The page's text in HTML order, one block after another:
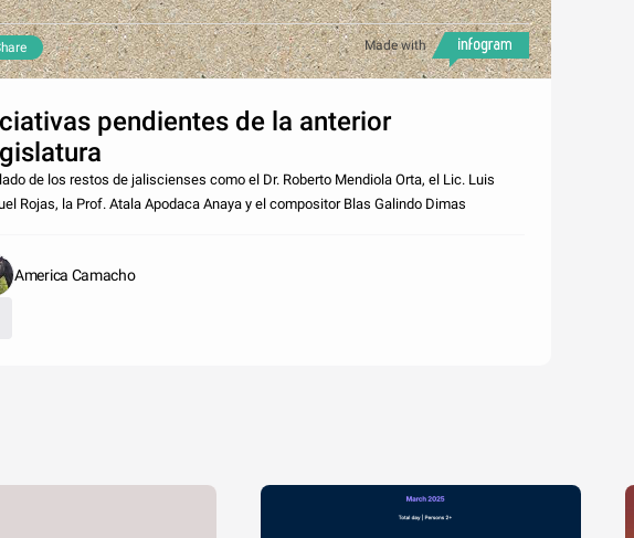
Made with
pendientes de la anterior
de los restos de jaliscienses como el Dr. Roberto Mendiola Orta, el Lic. Luis
Rojas, la Prof. Atala Apodaca Anaya y el compositor Blas Galindo Dimas
America Camacho